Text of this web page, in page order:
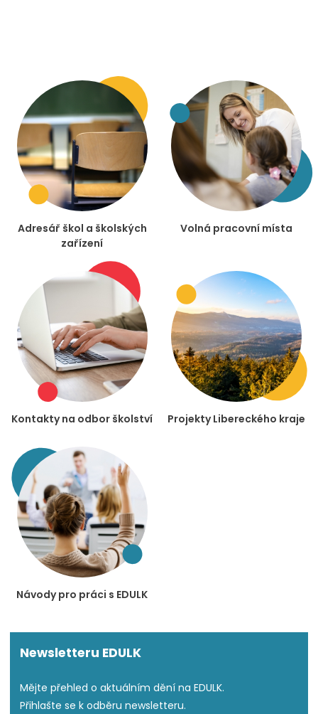
Adresář škol a školských
zařízení
Volná pracovní místa
Kontakty na odbor školství Projekty Libereckého kraje
Návody pro práci s EDULK
Newsletteru EDULK
Mějte přehled o aktuálním dění na EDULK.
Přihlašte se k odběru newsletteru.